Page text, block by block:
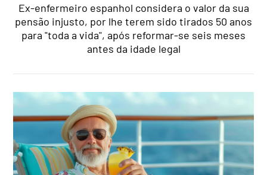
Ex-enfermeiro espanhol considera o valor da sua
pensão injusto, por lhe terem sido tirados 50 anos
para "toda a vida", após reformar-se seis meses
antes da idade legal